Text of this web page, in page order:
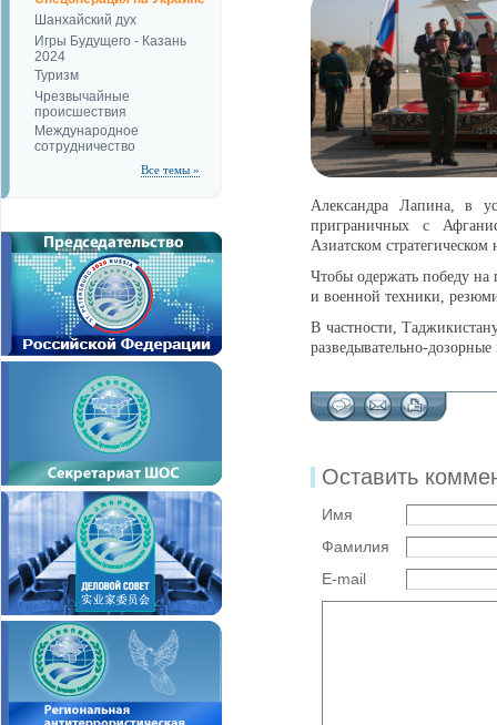
Шанхайский дух
Игры Будущего - Казань
2024
Туризм
Чрезвычайные
происшествия
Международное
сотрудничество
Все темы »
Александра Лапина, в
приграничных с
Азиатском стратегическом
Чтобы одержать победу на
и военной техники,
В частности,
разведывательно-
Оставить
Имя
Фамилия
E-mail